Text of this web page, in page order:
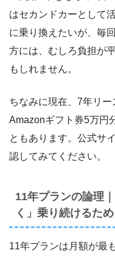
はセカンドカーとして
に乗り換えたいが、毎
方には、むしろ負担が
もしれません。
ちなみに現在、7年リ
Amazonギフト券5万円
ともあります。公式サ
認してみてください。
11年プランの論理
く」乗り続けるた
11年プランは月額が最